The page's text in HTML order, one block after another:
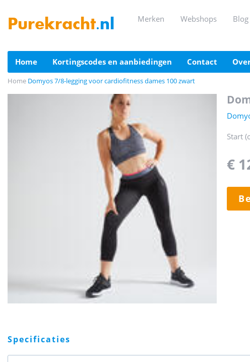
Purekracht.nl merken webshops blog
home kortingscodes en aanbiedingen contact
Home Domyos 7/8-legging voor cardiofitness dames 100 zwart
Start
€
specificaties